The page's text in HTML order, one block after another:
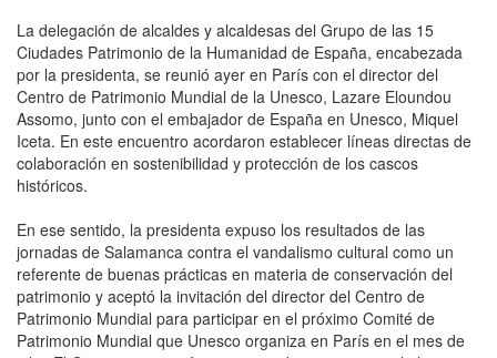
La delegación de alcaldes y alcaldesas del Grupo de las 15
Ciudades Patrimonio de la Humanidad de España, encabezada
por la presidenta, se reunió ayer en París con el director del
Centro de Patrimonio Mundial de la Unesco, Lazare Eloundou
Assomo, junto con el embajador de España en Unesco, Miquel
Iceta. En este encuentro acordaron establecer líneas directas de
colaboración en sostenibilidad y protección de los cascos
históricos.
En ese sentido, la presidenta expuso los resultados de las
jornadas de Salamanca contra el vandalismo cultural como un
referente de buenas prácticas en materia de conservación del
patrimonio y aceptó la invitación del director del Centro de
Patrimonio Mundial para participar en el próximo Comité de
Patrimonio Mundial que Unesco organiza en París en el mes de